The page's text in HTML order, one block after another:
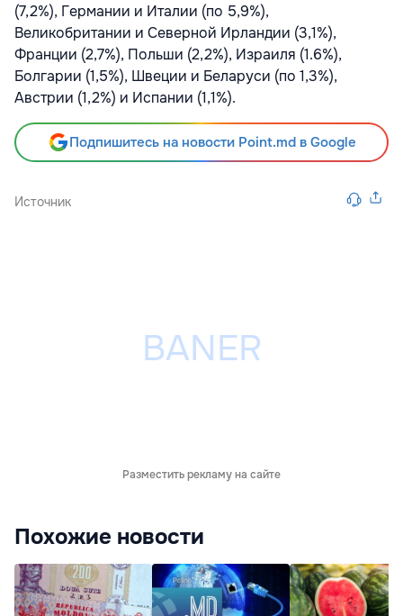
(7,2%), Германии и Италии (по 5,9%),
Великобритании и Северной Ирландии (3,1%),
Франции (2,7%), Польши (2,2%), Израиля (1.6%),
Болгарии (1,5%), Швеции и Беларуси (по 1,3%),
Австрии (1,2%) и Испании (1,1%).
Подпишитесь на новости Point.md в Google
Источник
Разместить рекламу на сайте
Похожие новости